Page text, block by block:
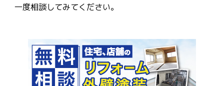
一度相談してみてください。